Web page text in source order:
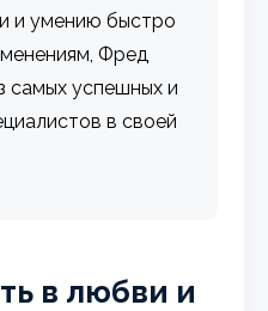
и умению быстро
Фред
самых успешных и
в своей
в любви и